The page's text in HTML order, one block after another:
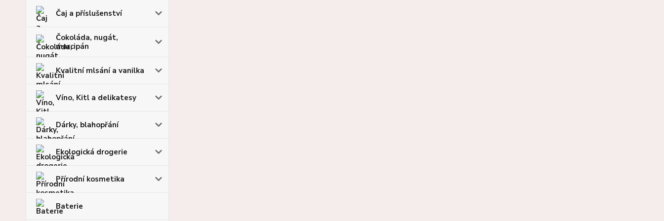
Čaj a příslušenství
Čokoláda, nugát,
marcipán
Kvalitní mlsání a vanilka
Víno, Kitl a delikatesy
Dárky, blahopřání
Ekologická drogerie
Přírodní kosmetika
Baterie